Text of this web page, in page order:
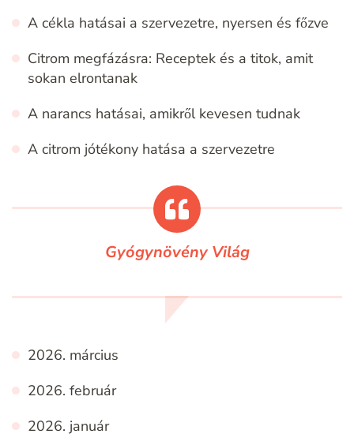
A cékla hatásai a szervezetre, nyersen és főzve
Citrom megfázásra: Receptek és a titok, amit
sokan elrontanak
A narancs hatásai, amikről kevesen tudnak
A citrom jótékony hatása a szervezetre
Gyógynövény Világ
2026. március
2026. február
2026. január